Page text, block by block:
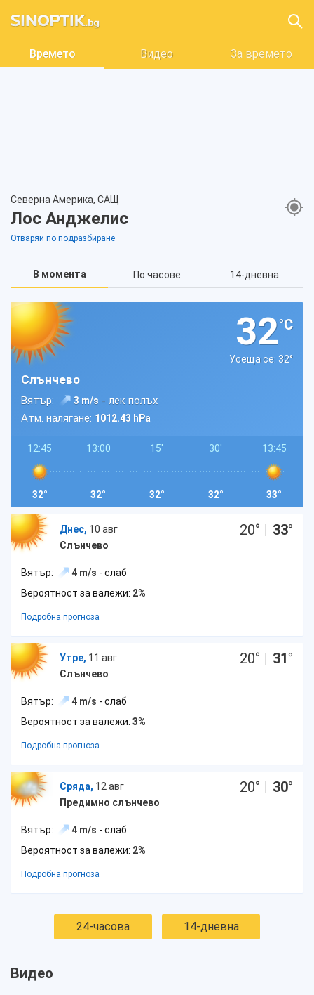
Времето Видео За времето
Северна Америка, САЩ
Лос Анджелис
Отваряй по подразбиране
В момента По часове 14-дневна
32°C
Усеща се: 32°
Слънчево
Вятър: 3 m/s - лек полъх
Атм. налягане: 1012.43 hPa
12:45
32°
13:00
32°
15'
32°
30'
32°
13:45
33°
Днес, 10 авг
Слънчево
20° | 33°
Вятър: 4 m/s - слаб
Вероятност за валежи: 2%
Подробна прогноза
Утре, 11 авг
Слънчево
20° | 31°
Вятър: 4 m/s - слаб
Вероятност за валежи: 3%
Подробна прогноза
Сряда, 12 авг
Предимно слънчево
20° | 30°
Вятър: 4 m/s - слаб
Вероятност за валежи: 2%
Подробна прогноза
24-часова 14-дневна
Видео